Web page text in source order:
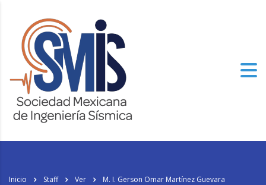
Inicio Staff Ver M. I. Gerson Omar Martínez Guevara